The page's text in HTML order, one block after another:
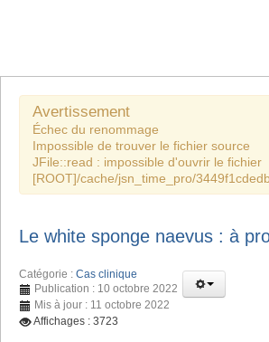
Avertissement
Échec du renommage
Impossible de trouver le fichier source
JFile::read : impossible d'ouvrir le fichier
[ROOT]/cache/jsn_time_pro/
Le white sponge naevus : à
Catégorie : Cas clinique
Publication : 10 octobre 2022
Mis à jour : 11 octobre 2022
Affichages : 3723